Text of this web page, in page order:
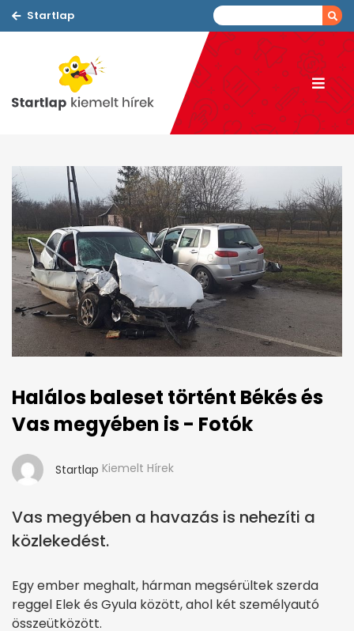
Startlap
Halálos baleset történt Békés és
Vas megyében is - Fotók
Startlap Kiemelt Hírek
Vas megyében a havazás is nehezíti a
közlekedést.
Egy ember meghalt, hárman megsérültek szerda
reggel Elek és Gyula között, ahol két személyautó
összeütközött.